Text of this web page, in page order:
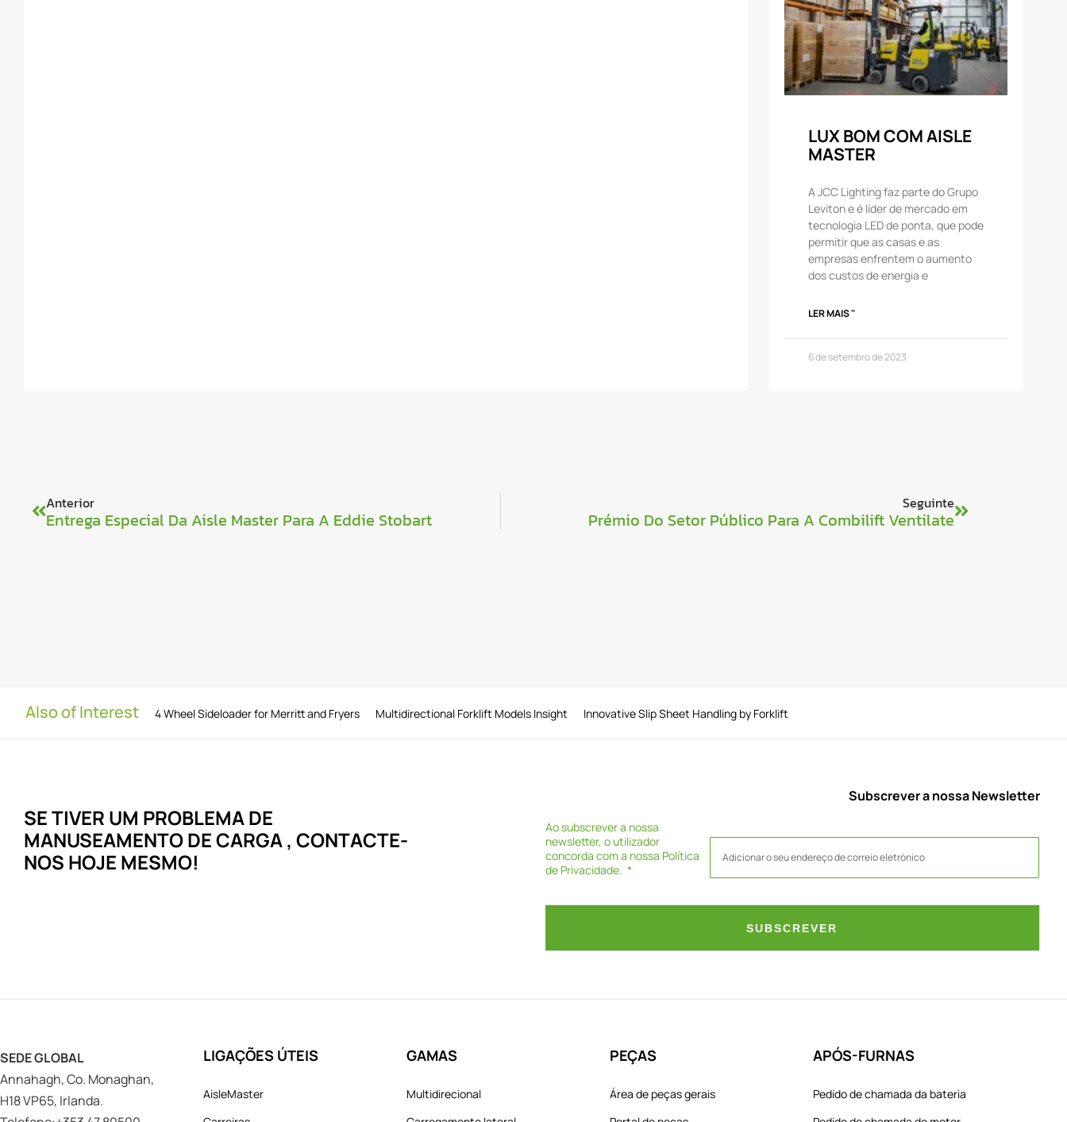
LUX BOM COM AISLE
MASTER
A JCC Lighting faz parte do Grupo
Leviton e é líder de mercado em
tecnologia LED de ponta, que pode
permitir que as casas e as
empresas enfrentem o aumento
dos custos de energia e
LER MAIS "
6 de setembro de 2023
Anterior
Entrega Especial Da Aisle Master Para A Eddie Stobart
Seguinte
Prémio Do Setor Público Para A Combilift Ventilate
Also of Interest 4 Wheel Sideloader for Merritt and Fryers Multidirectional Forklift Models Insight Innovative Slip Sheet Handling by Forklift
SE TIVER UM PROBLEMADE
MANUSEAMENTO DE CARGA, CONTACTE-
NOS HOJE MESMO!
Subscrever a nossa Newsletter
Ao subscrever a nossa
newsletter, o utilizador
concorda com a nossa Política
de Privacidade.
SUBSCREVER
SEDE GLOBAL
Annahagh, Co. Monaghan,
H18 VP65, Irlanda.
LIGAÇÕES ÚTEIS
AisleMaster
GAMAS
Multidirecional
PEÇAS
Área de peças gerais
APÓS-FURNAS
Pedido de chamada da bateria